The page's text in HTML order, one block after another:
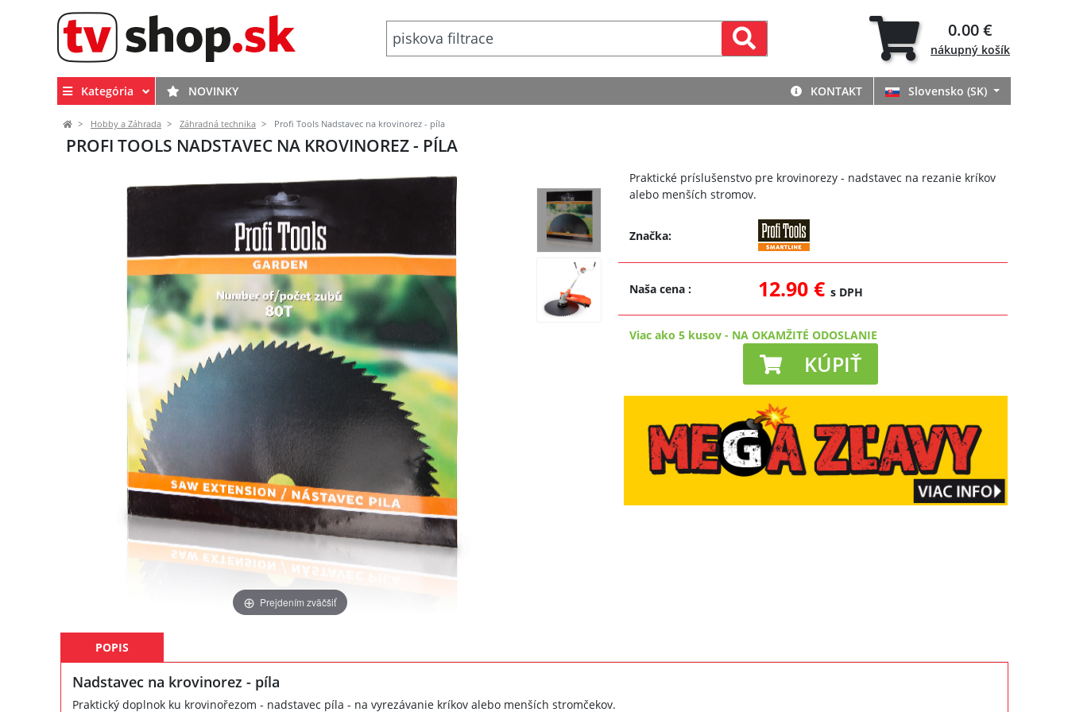
0.00 €
nákupný košík
Kategória NOVINKY KONTAKT Slovensko (SK)
Hobby a Záhrada Záhradná technika Profi Tools Nadstavec na krovinorez - píla
PROFI TOOLS NADSTAVEC NA KROVINOREZ - PÍLA
Prejdením zväčšiť
Praktické príslušenstvo pre krovinorezy - nadstavec na rezanie kríkov
alebo menších stromov.
Značka:
Naša cena: 12.90 €s DPH
Viac ako 5 kusov - NA OKAMŽITÉ ODOSLANIE
KÚPIŤ
POPIS
Nadstavec na krovinorez - píla
Praktický doplnok ku krovinořezom - nadstavec píla - na vyrezávanie kríkov alebo menších stromčekov.